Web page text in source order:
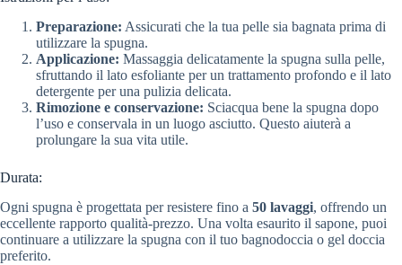
Preparazione: Assicurati che la tua pelle sia bagnata prima di
utilizzare la spugna.
Applicazione: Massaggia delicatamente la spugna sulla pelle,
sfruttando il lato esfoliante per un trattamento profondo e il lato
detergente per una pulizia delicata.
Rimozione e conservazione: Sciacqua bene la spugna dopo
l’uso e conservala in un luogo asciutto. Questo aiuterà a
prolungare la sua vita utile.
Durata:
Ogni spugna è progettata per resistere fino a 50 lavaggi, offrendo un
eccellente rapporto qualità-prezzo. Una volta esaurito il sapone, puoi
continuare a utilizzare la spugna con il tuo bagnodoccia o gel doccia
preferito.